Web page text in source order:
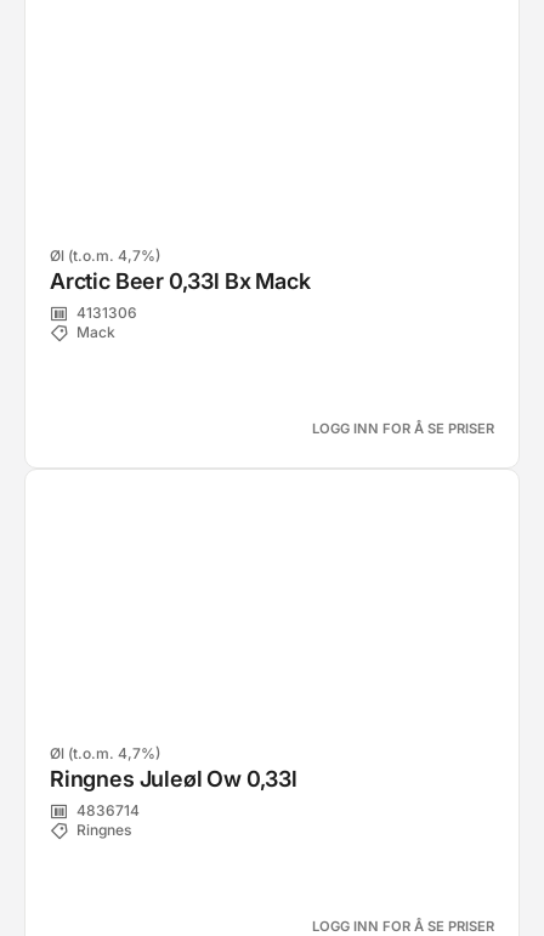
Øl (t.o.m. 4,7%)
Arctic Beer 0,33l Bx Mack
4131306
Mack
LOGG INN FOR Å SE PRISER
Øl (t.o.m. 4,7%)
Ringnes Juleøl Ow 0,33l
4836714
Ringnes
LOGG INN FOR Å SE PRISER